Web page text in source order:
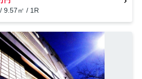
9.57㎡ / 1R